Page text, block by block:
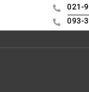
021-
093-